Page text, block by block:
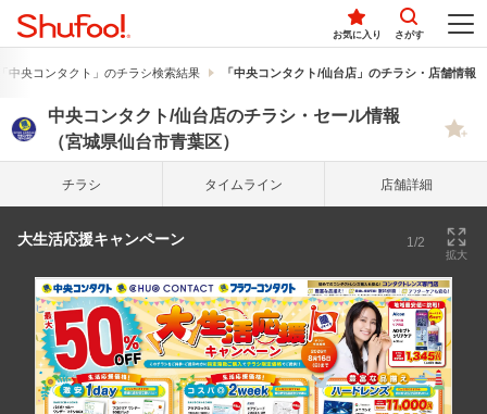
お気に入り さがす
中央コンタクト」のチラシ検索結果 「中央コンタクト/仙台店」のチラシ・店舗情報
中央コンタクト/仙台店のチラシ・セール情報
（宮城県仙台市青葉区）
チラシ タイム ライン 店舗詳細
大生活応援キャンペーン 1/2
拡大